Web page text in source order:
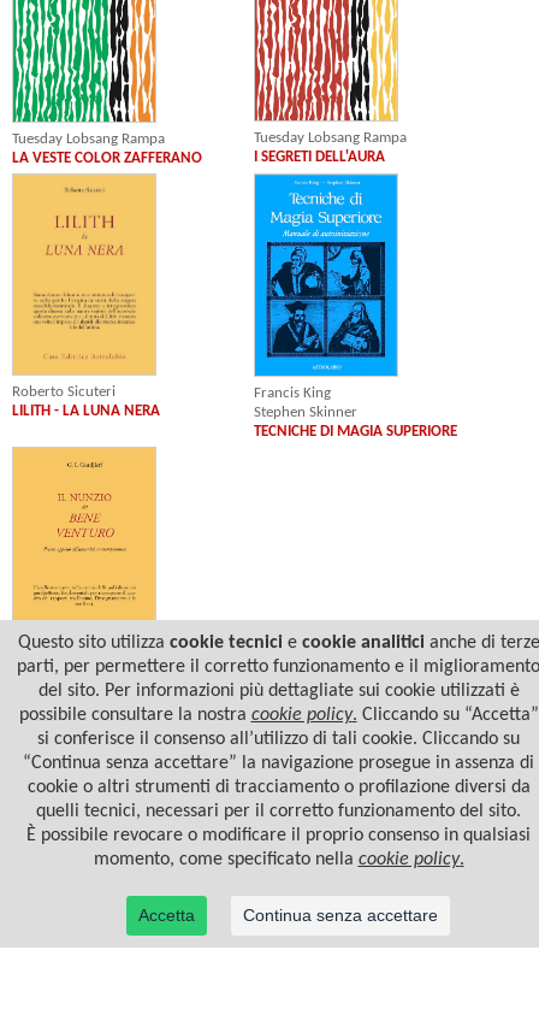
Tuesday Lobsang Rampa
LA VESTE COLOR ZAFFERANO
Tuesday Lobsang Rampa
I SEGRETI DELL'AURA
Roberto Sicuteri
LILITH - LA LUNA NERA
Francis King
Stephen Skinner
TECNICHE DI MAGIA SUPERIORE
Georges Ivanovic Gurdjieff
IL NUNZIO DEL BENE VENTURO
© 2022 Casa Editrice Astrolabio - Ubaldini Editore S.r.l. - P.IVA 10323461003 |
privacy/cookies
Questo sito utilizza cookie tecnicie cookie analiticianche di terze
parti, per permettere il corretto funzionamento e il miglioramento
del sito. Per informazioni più dettagliate sui cookie utilizzati è
possibile consultare la nostra cookie policy. Cliccando su “Accetta”
si conferisce il consenso all’utilizzo di tali cookie. Cliccando su
“Continua senza accettare” la navigazione prosegue in assenza di
cookie o altri strumenti di tracciamento o profilazione diversi da
quelli tecnici, necessari per il corretto funzionamento del sito.
È possibile revocare o modificare il proprio consenso in qualsiasi
momento, come specificato nella cookie policy.
Accetta Continua senza accettare